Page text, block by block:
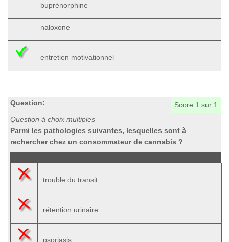
buprénorphine
naloxone
entretien motivationnel
Score 1 sur 1
Question:
Question à choix multiples
Parmi les pathologies suivantes, lesquelles sont à
rechercher chez un consommateur de cannabis ?
trouble du transit
rétention urinaire
psoriasis